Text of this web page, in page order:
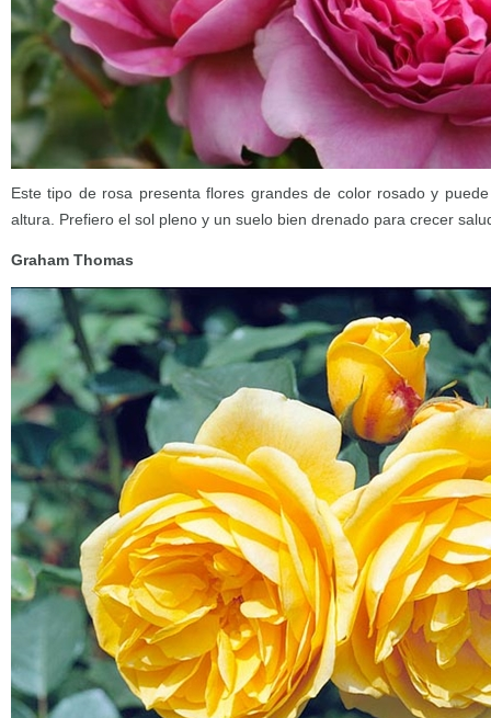
Este tipo de rosa presenta flores grandes de color rosado y
altura. Prefiero el sol pleno y un suelo bien drenado para crecer
Graham Thomas